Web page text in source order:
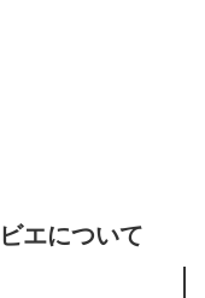
エについて